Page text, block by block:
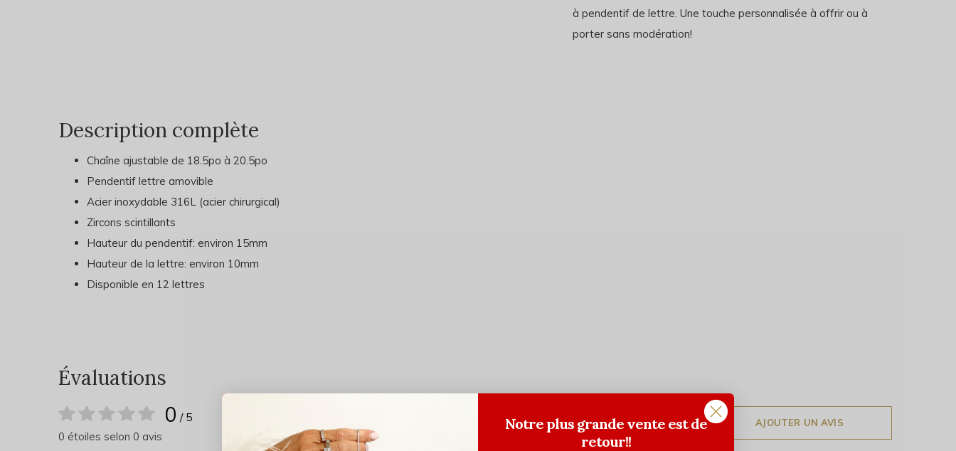
à pendentif de lettre. Une touche personnalisée à offrir ou à
porter sans modération!
Description complète
Chaîne ajustable de 18.5po à 20.5po
Pendentif lettre amovible
Acier inoxydable 316L (acier chirurgical)
Zircons scintillants
Hauteur du pendentif: environ 15mm
Hauteur de la lettre: environ 10mm
Disponible en 12 lettres
Évaluations
0 / 5
0 étoiles selon 0 avis
AJOUTER UN AVIS
Notre plus grande vente est de
retour!!